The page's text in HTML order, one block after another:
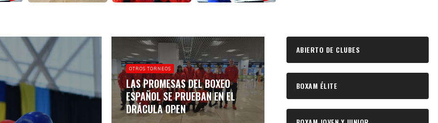
OTROS TORNEOS
LAS PROMESAS DEL BOXEO
ESPAÑOL SE PRUEBAN EN EL
DRÁCULA OPEN
ABIERTO DE CLUBES
BOXAM ÉLITE